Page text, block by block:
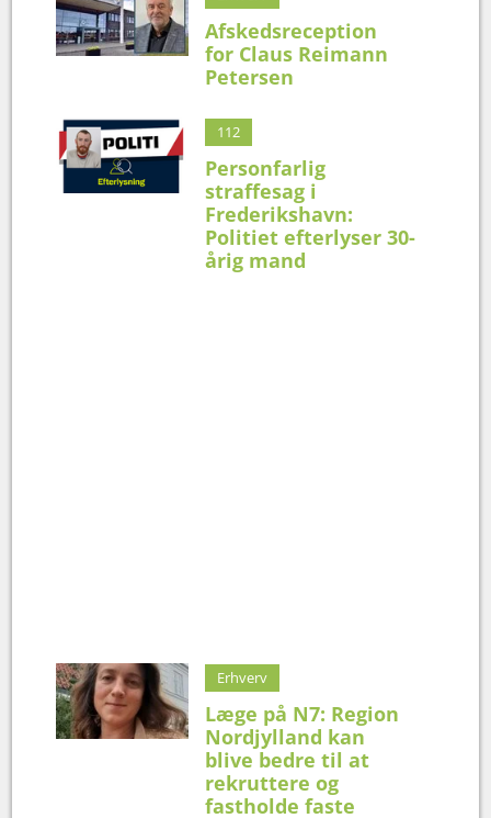
Afskedsreception
for Claus Reimann
Petersen
112
Personfarlig
straffesag i
Frederikshavn:
Politiet efterlyser 30-
årig mand
Erhverv
Læge på N7: Region
Nordjylland kan
blive bedre til at
rekruttere og
fastholde faste